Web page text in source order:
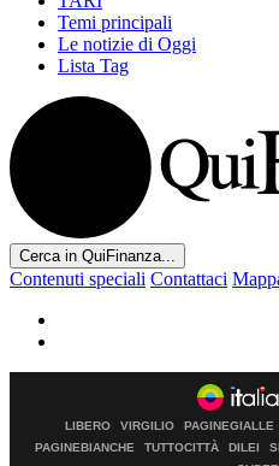
Temi principali
Le notizie di Oggi
Lista Tag
Cerca in QuiFinanza...
Contenuti speciali Contattaci
LIBERO VIRGILIO PAGINEGIALLE
PAGINEBIANCHE
TUTTOCITTÀ DILEI